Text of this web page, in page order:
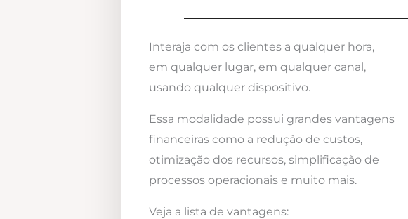
Interaja com os clientes a qualquer hora,
em qualquer lugar, em qualquer canal,
usando qualquer dispositivo.
Essa modalidade possui grandes vantagens
financeiras como a redução de custos,
otimização dos recursos, simplificação de
processos operacionais e muito mais.
Veja a lista de vantagens: